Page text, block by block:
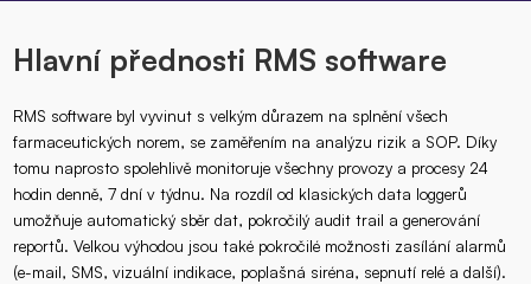
Hlavní přednosti RMS software
RMS software byl vyvinut s velkým důrazem na splnění všech
farmaceutických norem, se zaměřením na analýzu rizik a SOP. Díky
tomu naprosto spolehlivě monitoruje všechny provozy a procesy 24
hodin denně, 7 dní v týdnu. Na rozdíl od klasických data loggerů
umožňuje automatický sběr dat, pokročilý audit trail a generování
reportů. Velkou výhodou jsou také pokročilé možnosti zasílání alarmů
(e-mail, SMS, vizuální indikace, poplašná siréna, sepnutí relé a další).